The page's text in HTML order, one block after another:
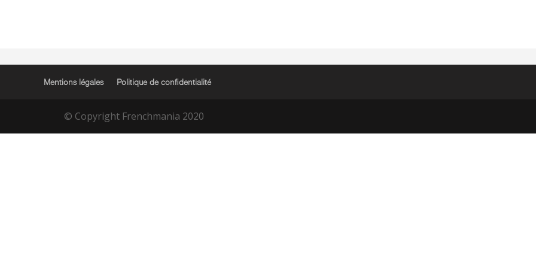
Mentions légales Politique de confidentialité
© Copyright Frenchmania 2020